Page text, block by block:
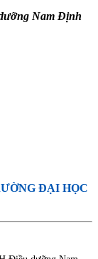
Nam Định
ĐẠI HỌC